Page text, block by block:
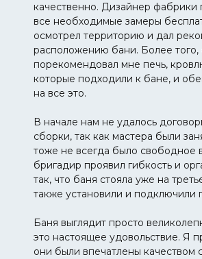
качественно. Дизайнер фабрики
все необходимые замеры
осмотрел территорию и дал
расположению бани. Более того,
порекомендовал мне печь,
которые подходили к бане, и
на все это.
В начале нам не удалось
сборки, так как мастера были
тоже не всегда было свободное
бригадир проявил гибкость и
так, что баня стояла уже на
также установили и подключили
Баня выглядит просто
это настоящее удовольствие. Я
они были впечатлены